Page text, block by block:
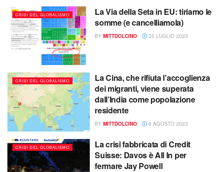
CRISI DEL GLOBALISMO
La Via della Seta in EU: tiriamo le
somme (e cancelliamola)
BY MITTDOLCINO 25 LUGLIO 2023
CRISI DEL GLOBALISMO
La Cina, che rifiuta l’accoglienza
dei migranti, viene superata
dall’India come popolazione
residente
BY MITTDOLCINO 6 AGOSTO 2023
CRISI DEL GLOBALISMO
La crisi fabbricata di Credit
Suisse: Davos è All In per
fermare Jay Powell